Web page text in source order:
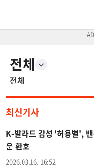
전체
전체
최신기사
K-발라드 감성 '허용별',
운 환호
2026.03.16. 16:52